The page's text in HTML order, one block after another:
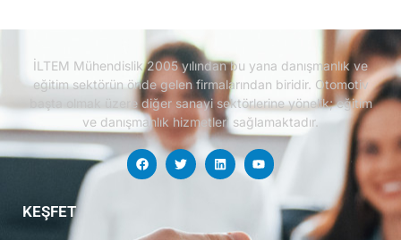
İLTEM Mühendislik 2005 yılından bu yana danışmanlık ve
eğitim sektörün önde gelen firmalarından biridir. Otomotiv
başta olmak üzere diğer sanayi sektörlerine yönelik; eğitim
ve danışmanlık hizmetleri sağlamaktadır.
KEŞFET